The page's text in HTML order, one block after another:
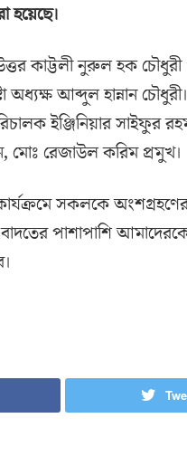
হয়েছে।
কাট্টলী নুরুল হক চৌধুরী
অধ্যক্ষ আব্দুল হান্নান
ইঞ্জিনিয়ার সাইফুর
মোঃ রেজাউল করিম প্রমুখ।
সকলকে
পাশাপাশি